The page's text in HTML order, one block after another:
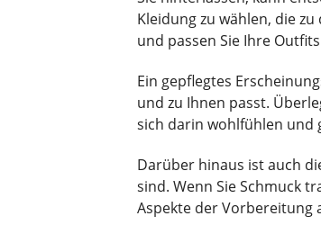
Kleidung zu wählen, die
und passen Sie Ihre
Ein gepflegtes
und zu Ihnen passt.
sich darin wohlfühlen und
Darüber hinaus ist auch
sind. Wenn Sie Schmuck
Aspekte der Vorbereitung